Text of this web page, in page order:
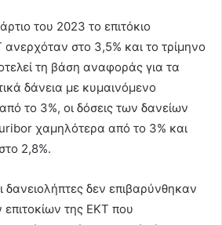
του 2023 το επιτόκιο
στο 3,5% και το τρίμηνο
τη βάση αναφοράς για τα
δάνεια με κυμαινόμενο
το 3%, οι δόσεις των δανείων
χαμηλότερα από το 3% και
2,8%.
δανειολήπτες δεν επιβαρύνθηκαν
επιτοκίων της ΕΚΤ που